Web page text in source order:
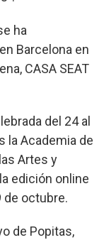
ha
Barcelona en
CASA SEAT
del 24 al
la Academia de
Artes y
edición online
de octubre.
de Popitas,